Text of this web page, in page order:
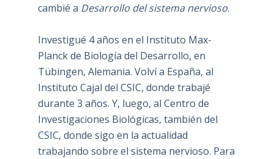
cambié a Desarrollo del sistema nervioso.
Investigué 4 años en el Instituto Max-
Planck de Biología del Desarrollo, en
Tübingen, Alemania. Volví a España, al
Instituto Cajal del CSIC, donde trabajé
durante 3 años. Y, luego, al Centro de
Investigaciones Biológicas, también del
CSIC, donde sigo en la actualidad
trabajando sobre el sistema nervioso. Para